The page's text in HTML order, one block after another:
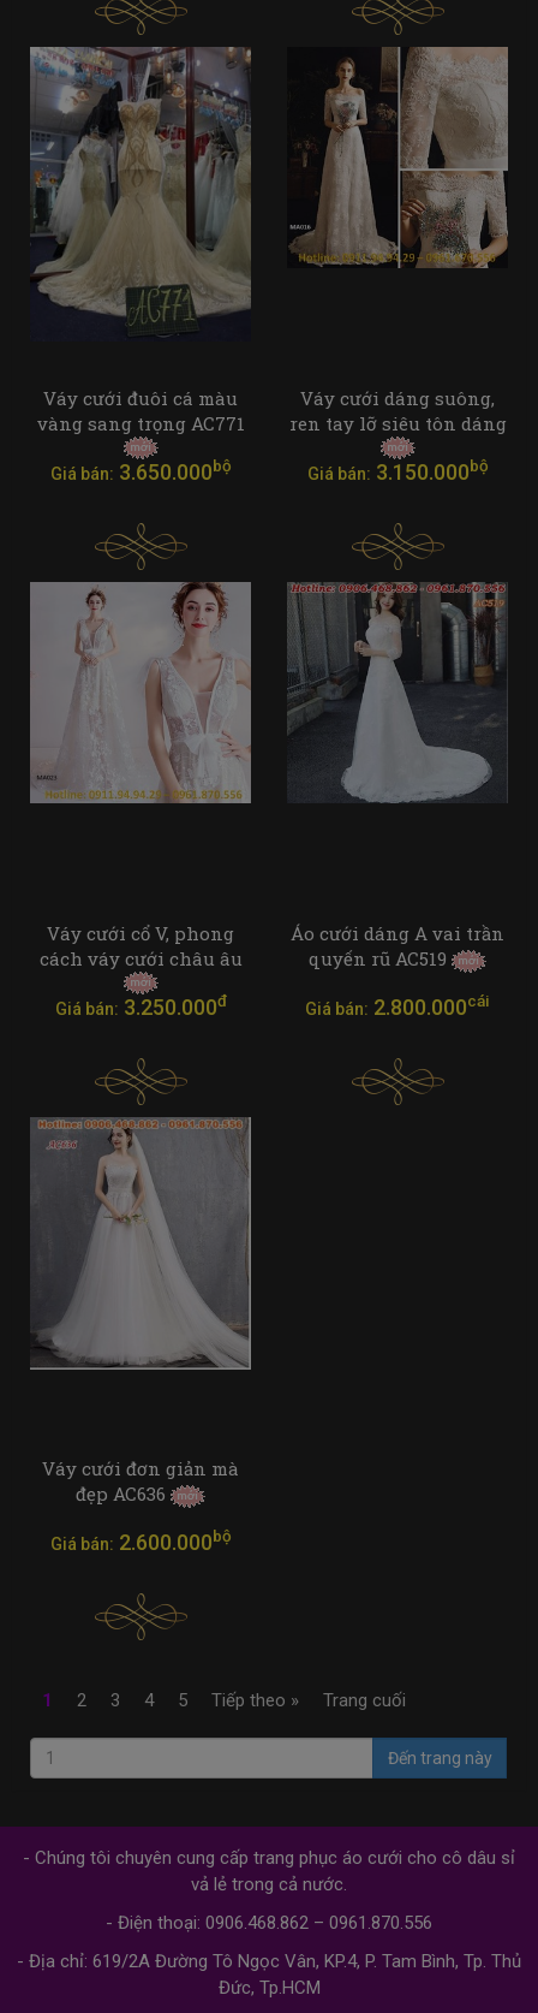
Váy cưới đuôi cá màu
vàng sang trọng AC771
Giá bán: 3.650.000bộ
Váy cưới dáng suông,
ren tay lỡ siêu tôn dáng
Giá bán: 3.150.000bộ
Váy cưới cổ V, phong
cách váy cưới châu âu
Giá bán: 3.250.000đ
Áo cưới dáng A vai trần
quyến rũ AC519
Giá bán: 2.800.000cái
Váy cưới đơn giản mà
đẹp AC636
Giá bán: 2.600.000bộ
1 2 3 4 5 Tiếp theo » Trang cuối
Đến trang này
- Chúng tôi chuyên cung cấp trang phục áo cưới cho cô dâu sỉ
vả lẻ trong cả nước.
- Điện thoại: 0906.468.862 – 0961.870.556
- Địa chỉ: 619/2A Đường Tô Ngọc Vân, KP.4, P. Tam Bình, Tp. Thủ
Đức, Tp.HCM